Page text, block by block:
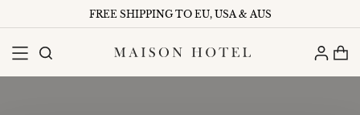
FREE SHIPPING TO EU, USA & AUS